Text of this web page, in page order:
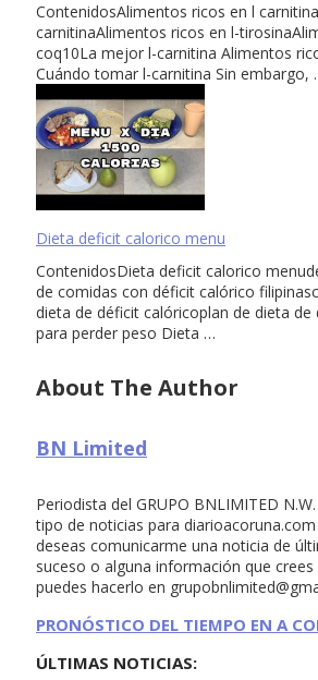
ContenidosAlimentos ricos en l
carnitinaAlimentos ricos en l-
coq10La mejor l-carnitina Alimentos
Cuándo tomar l-carnitina Sin embargo,
Dieta deficit calorico menu
ContenidosDieta deficit calorico
de comidas con déficit calórico
dieta de déficit calóricoplan de dieta de
para perder peso Dieta …
About The Author
BN Limited
Periodista del GRUPO BNLIMITED
tipo de noticias para diarioacoruna.com
deseas comunicarme una noticia de
suceso o alguna información que
puedes hacerlo en
PRONÓSTICO DEL TIEMPO EN A
ÚLTIMAS NOTICIAS: